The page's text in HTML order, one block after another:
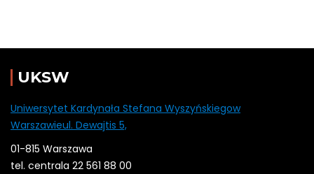
UKSW
Uniwersytet Kardynała Stefana Wyszyńskiegow
Warszawieul. Dewajtis 5,
01-815 Warszawa
tel. centrala 22 561 88 00